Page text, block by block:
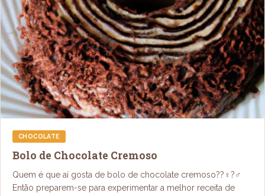
CHOCOLATE
Bolo de Chocolate Cremoso
Quem é que aí gosta de bolo de chocolate cremoso??‍♀️?‍♂️
Então preparem-se para experimentar a melhor receita de